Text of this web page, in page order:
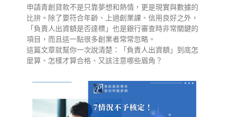
申請青創貸款不是只靠夢想和熱情，更是現實與數據的
比拚。除了要符合年齡、上過創業課、信用良好之外，
「負責人出資額是否達標」也是銀行審查時非常關鍵的
項目，而且這一點很多創業者常常忽略。
這篇文章就幫你一次說清楚：「負責人出資額」到底怎
麼算、怎樣才算合格、又該注意哪些眉角？